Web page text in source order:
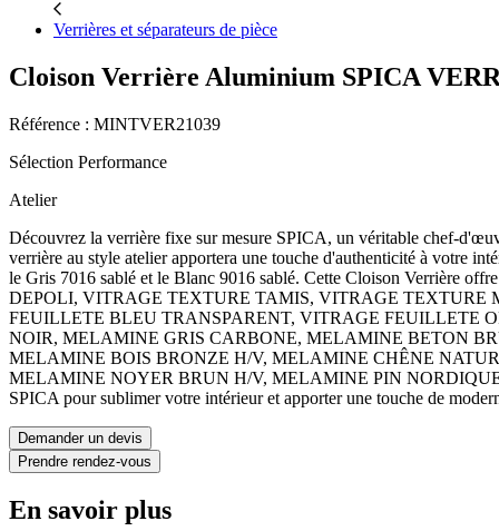
Verrières et séparateurs de pièce
Cloison Verrière Aluminium SPICA
Référence : MINTVER21039
Sélection Performance
Atelier
Découvrez la verrière fixe sur mesure SPICA, un véritable chef-
verrière au style atelier apportera une touche d'authenticité à votre
le Gris 7016 sablé et le Blanc 9016 sablé. Cette Cloison
DEPOLI, VITRAGE TEXTURE TAMIS, VITRAGE
FEUILLETE BLEU TRANSPARENT, VITRAGE FEUILLETE
NOIR, MELAMINE GRIS CARBONE, MELAMINE BETON
MELAMINE BOIS BRONZE H/V, MELAMINE CHÊNE
MELAMINE NOYER BRUN H/V, MELAMINE PIN
SPICA pour sublimer votre intérieur et apporter une touche de
Demander un devis
Prendre rendez-vous
En savoir plus